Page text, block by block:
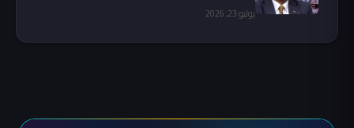
يوليو 23, 2026